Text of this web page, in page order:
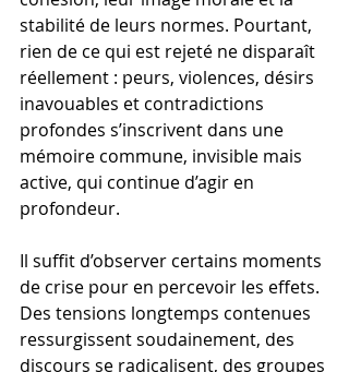
stabilité de leurs normes. Pourtant,
rien de ce qui est rejeté ne disparaît
réellement : peurs, violences, désirs
inavouables et contradictions
profondes s’inscrivent dans une
mémoire commune, invisible mais
active, qui continue d’agir en
profondeur.
Il suffit d’observer certains moments
de crise pour en percevoir les effets.
Des tensions longtemps contenues
ressurgissent soudainement, des
discours se radicalisent, des groupes